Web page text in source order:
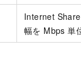
Internet
幅を Mbps 単